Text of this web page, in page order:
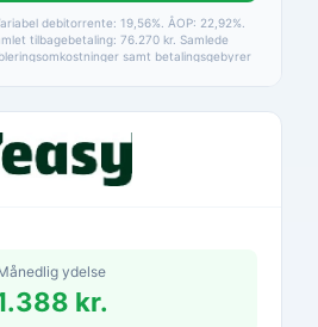
debitorrente: 19,56%. ÅOP: 22,92%.
tilbagebetaling: 76.270 kr. Samlede
samt betalingsgebyrer
ydelse
kr.